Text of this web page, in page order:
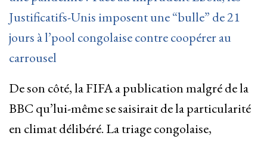
Justificatifs-Unis imposent une “bulle” de 21
jours à l’pool congolaise contre coopérer au
carrousel
De son côté, la FIFA a publication malgré de la
BBC qu’lui-même se saisirait de la particularité
en climat délibéré. La triage congolaise,